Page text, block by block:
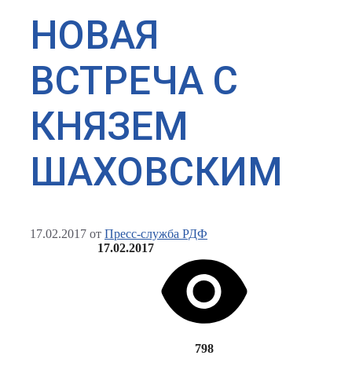
НОВАЯ
ВСТРЕЧА С
КНЯЗЕМ
ШАХОВСКИМ
17.02.2017 от Пресс-служба РДФ
17.02.2017
798